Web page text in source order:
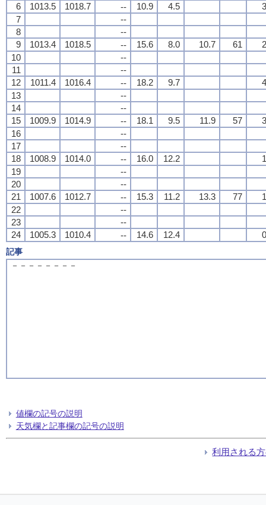
6
1013.5 1018.7 -- 10.9 4.5
7
--
8
--
9
1013.4 1018.5 -- 15.6 8.0 10.7 61
10
--
11
--
12
1011.4 1016.4 -- 18.2 9.7
13
--
14
--
15
1009.9 1014.9 -- 18.1 9.5 11.9 57
16
--
17
--
18
1008.9 1014.0 -- 16.0 12.2
19
--
20
--
21
1007.6 1012.7 -- 15.3 11.2 13.3 77
22
--
23
--
24
1005.3 1010.4 -- 14.6 12.4
記事
－－－－－－－－
値欄の記号の説明
天気欄と記事欄の記号の説明
利用される